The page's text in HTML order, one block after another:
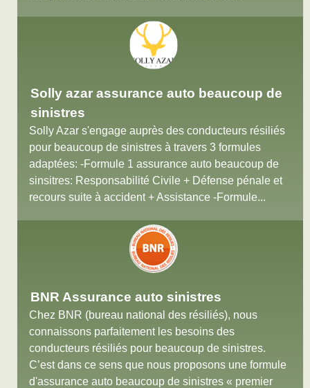
Solly azar assurance auto beaucoup de
sinistres
Solly Azar s'engage auprès des conducteurs résiliés
pour beaucoup de sinistres à travers 3 formules
adaptées: -Formule 1 assurance auto beaucoup de
sinsitres: Responsabilité Civile + Défense pénale et
recours suite à accident + Assistance -Formule...
BNR Assurance auto sinistres
Chez BNR (bureau national des résiliés), nous
connaissons parfaitement les besoins des
conducteurs résiliés pour beaucoup de sinistres.
C’est dans ce sens que nous proposons une formule
d'assurance auto beaucoup de sinistres « premier